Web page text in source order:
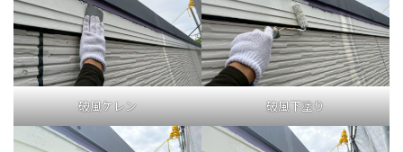
破風ケレン 破風下塗り